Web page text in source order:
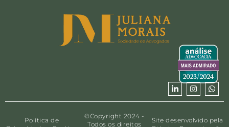
Política de
©Copyright 2024 -
Todos os direitos
Site desenvolvido pela